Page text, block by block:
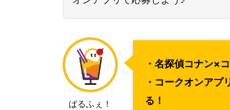
ぱるふぇ！
・名探偵コナン×
・コークオンア
る！